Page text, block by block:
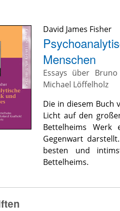
David James Fisher
Menschen
Essays über
Michael Löffelholz
Die in diesem Buch
Licht auf den
Bettelheims Werk
Gegenwart
besten und
Bettelheims.